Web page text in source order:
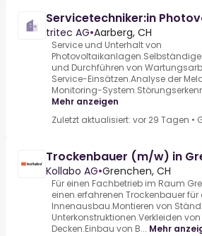
Servicetechniker:in
tritec AG•Aarberg, CH
Service und Unterhalt von
und Durchführen von
Service-Einsätzen.Analyse der
Monitoring-
Mehr anzeigen
Zuletzt aktualisiert: vor 29 Tagen •
Trockenbauer (m/w) in
Kollabo AG•Grenchen, CH
Für einen Fachbetrieb im Raum
einen erfahrenen Trockenbauer für
Innenausbau.Montieren von
Unterkonstruktionen.Verkleiden
Decken.Einbau von B... Mehr